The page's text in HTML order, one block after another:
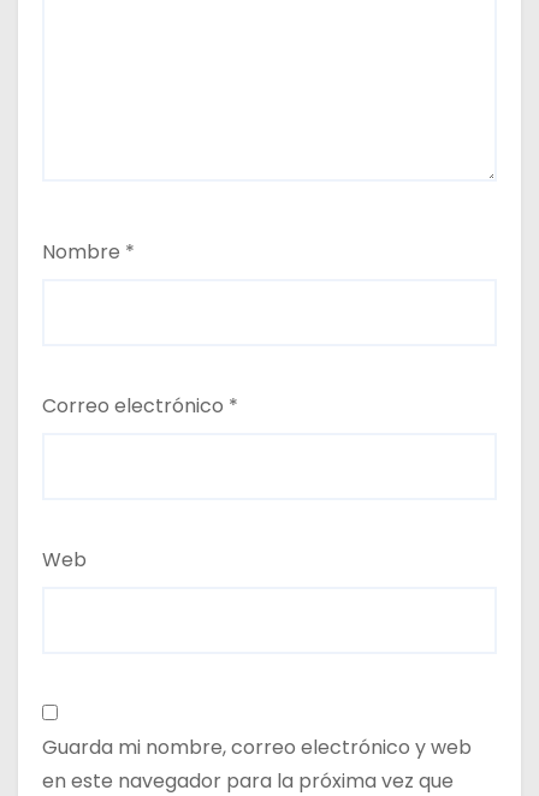
Nombre *
Correo electrónico *
Web
Guarda mi nombre, correo electrónico y web
en este navegador para la próxima vez que